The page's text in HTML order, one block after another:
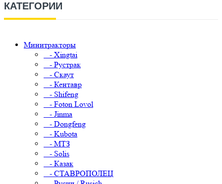
КАТЕГОРИИ
Минитракторы
- Xingtai
- Рустрак
- Скаут
- Кентавр
- Shifeng
- Foton Lovol
- Jinma
- Dongfeng
- Kubota
- МТЗ
- Solis
- Казак
- СТАВРОПОЛЕЦ